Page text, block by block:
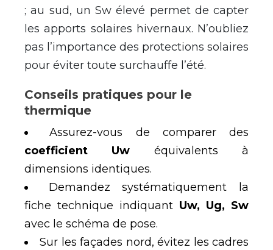
; au sud, un Sw élevé permet de capter
les apports solaires hivernaux. N’oubliez
pas l’importance des protections solaires
pour éviter toute surchauffe l’été.
Conseils pratiques pour le
thermique
Assurez-vous de comparer des
coefficient Uw équivalents à
dimensions identiques.
Demandez systématiquement la
fiche technique indiquant Uw, Ug, Sw
avec le schéma de pose.
Sur les façades nord, évitez les cadres